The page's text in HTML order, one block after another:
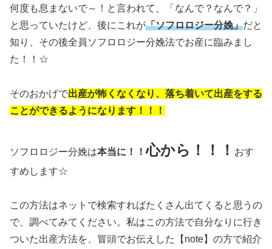
何度も息まないで～！と言われて、「なんで？なんで？」
と思っていたけど、後にこれが「ソフロロジー分娩」だと
知り、その後全員ソフロロジー分娩法でお産に臨みまし
た！！☆
そのおかげで出産が怖くなくなり、落ち着いて出産をする
ことができるようになります！！！
ソフロロジー分娩は本当に！！心から！！！ おす
すめします☆
この方法はネットで検索すればたくさん出てくると思うの
で、調べてみてください。私はこの方法で自分なりに行き
ついた出産方法を、冒頭でお伝えした【note】の方で紹介